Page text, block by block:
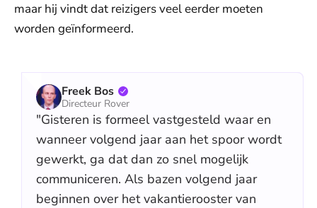
maar hij vindt dat reizigers veel eerder moeten
worden geïnformeerd.
Freek Bos
Directeur Rover
"Gisteren is formeel vastgesteld waar en
wanneer volgend jaar aan het spoor wordt
gewerkt, ga dat dan zo snel mogelijk
communiceren. Als bazen volgend jaar
beginnen over het vakantierooster van